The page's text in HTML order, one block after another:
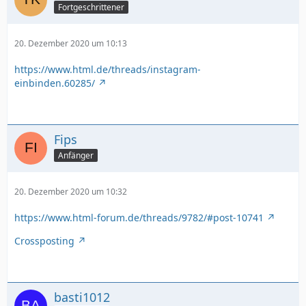
Fortgeschrittener
20. Dezember 2020 um 10:13
https://www.html.de/threads/instagram-
einbinden.60285/
Fips
Anfänger
20. Dezember 2020 um 10:32
https://www.html-forum.de/threads/9782/#post-10741
Crossposting
basti1012